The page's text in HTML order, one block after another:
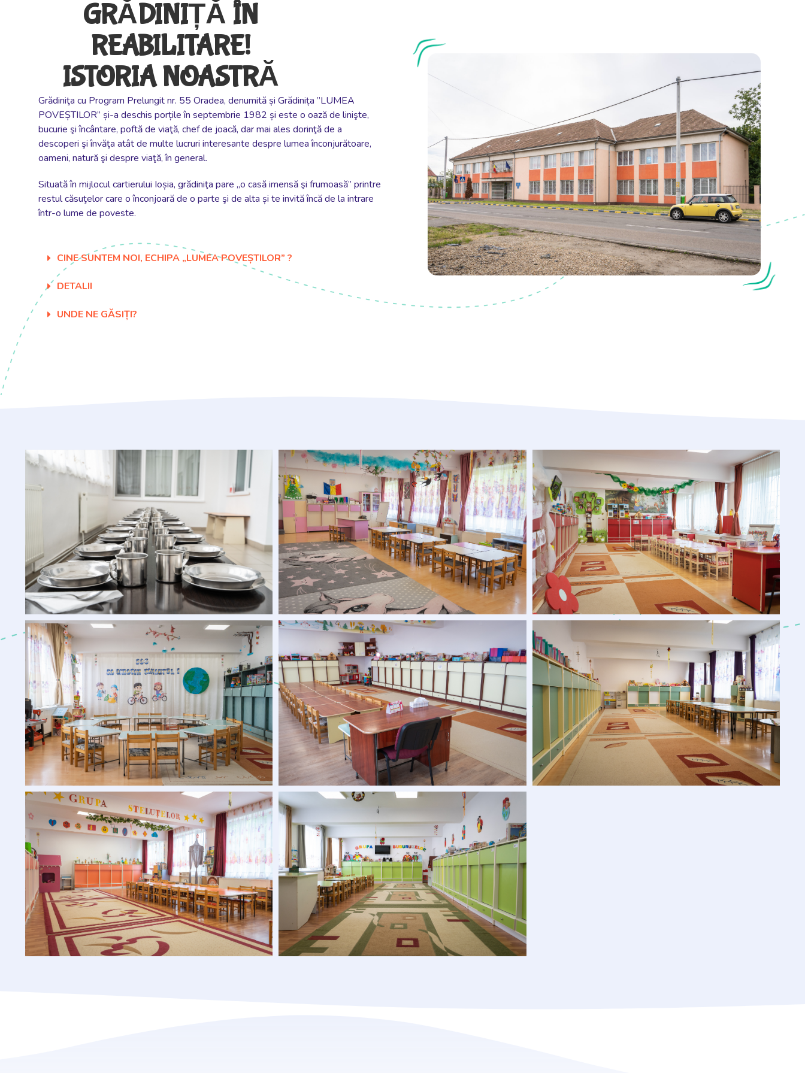
GRĂDINIȚĂ ÎN
REABILITARE!
ISTORIA NOASTRĂ
Grădiniţa cu Program Prelungit nr. 55 Oradea, denumită și Grădinița ”LUMEA
POVEȘTILOR” și-a deschis porțile în septembrie 1982 și este o oază de linişte,
bucurie şi încântare, poftă de viaţă, chef de joacă, dar mai ales dorinţă de a
descoperi şi învăţa atât de multe lucruri interesante despre lumea înconjurătoare,
oameni, natură şi despre viaţă, în general.
Situată în mijlocul cartierului Ioșia, grădiniţa pare ,,o casă imensă şi frumoasă” printre
restul căsuţelor care o înconjoară de o parte şi de alta și te invită încă de la intrare
într-o lume de poveste.
CINE SUNTEM NOI, ECHIPA „LUMEA POVEȘTILOR” ?
DETALII
UNDE NE GĂSIȚI?